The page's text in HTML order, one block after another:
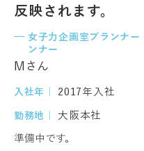
反映されます。
女子力企画室プランナー
ンナー
Mさん
入社年｜ 2017年入社
勤務地｜ 大阪本社
準備中です。